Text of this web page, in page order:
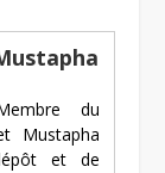
du
Mustapha
et de